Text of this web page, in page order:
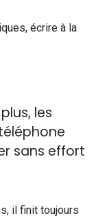
écrire à la
les
sans effort
il finit toujours